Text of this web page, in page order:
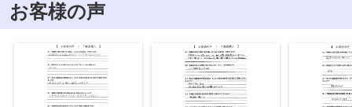
お客様の声